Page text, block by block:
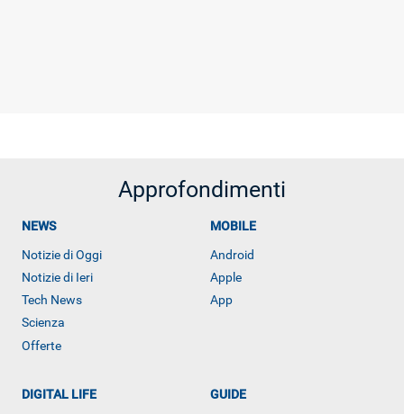
Approfondimenti
NEWS
Notizie di Oggi
Notizie di Ieri
Tech News
Scienza
Offerte
MOBILE
Android
Apple
App
DIGITAL LIFE
GUIDE